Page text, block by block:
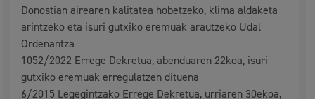
Donostian airearen kalitatea hobetzeko, klima aldaketa
arintzeko eta isuri gutxiko eremuak arautzeko Udal
Ordenantza
1052/2022 Errege Dekretua, abenduaren 22koa, isuri
gutxiko eremuak erregulatzen dituena
6/2015 Legegintzako Errege Dekretua, urriaren 30ekoa,